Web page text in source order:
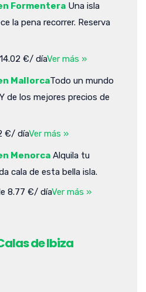
Formentera Una isla
la pena recorrer. Reserva
€/ díaVer más »
MallorcaTodo un mundo
de los mejores precios de
€/ díaVer más »
Menorca Alquila tu
cala de esta bella isla.
8.77 €/ díaVer más »
de Ibiza